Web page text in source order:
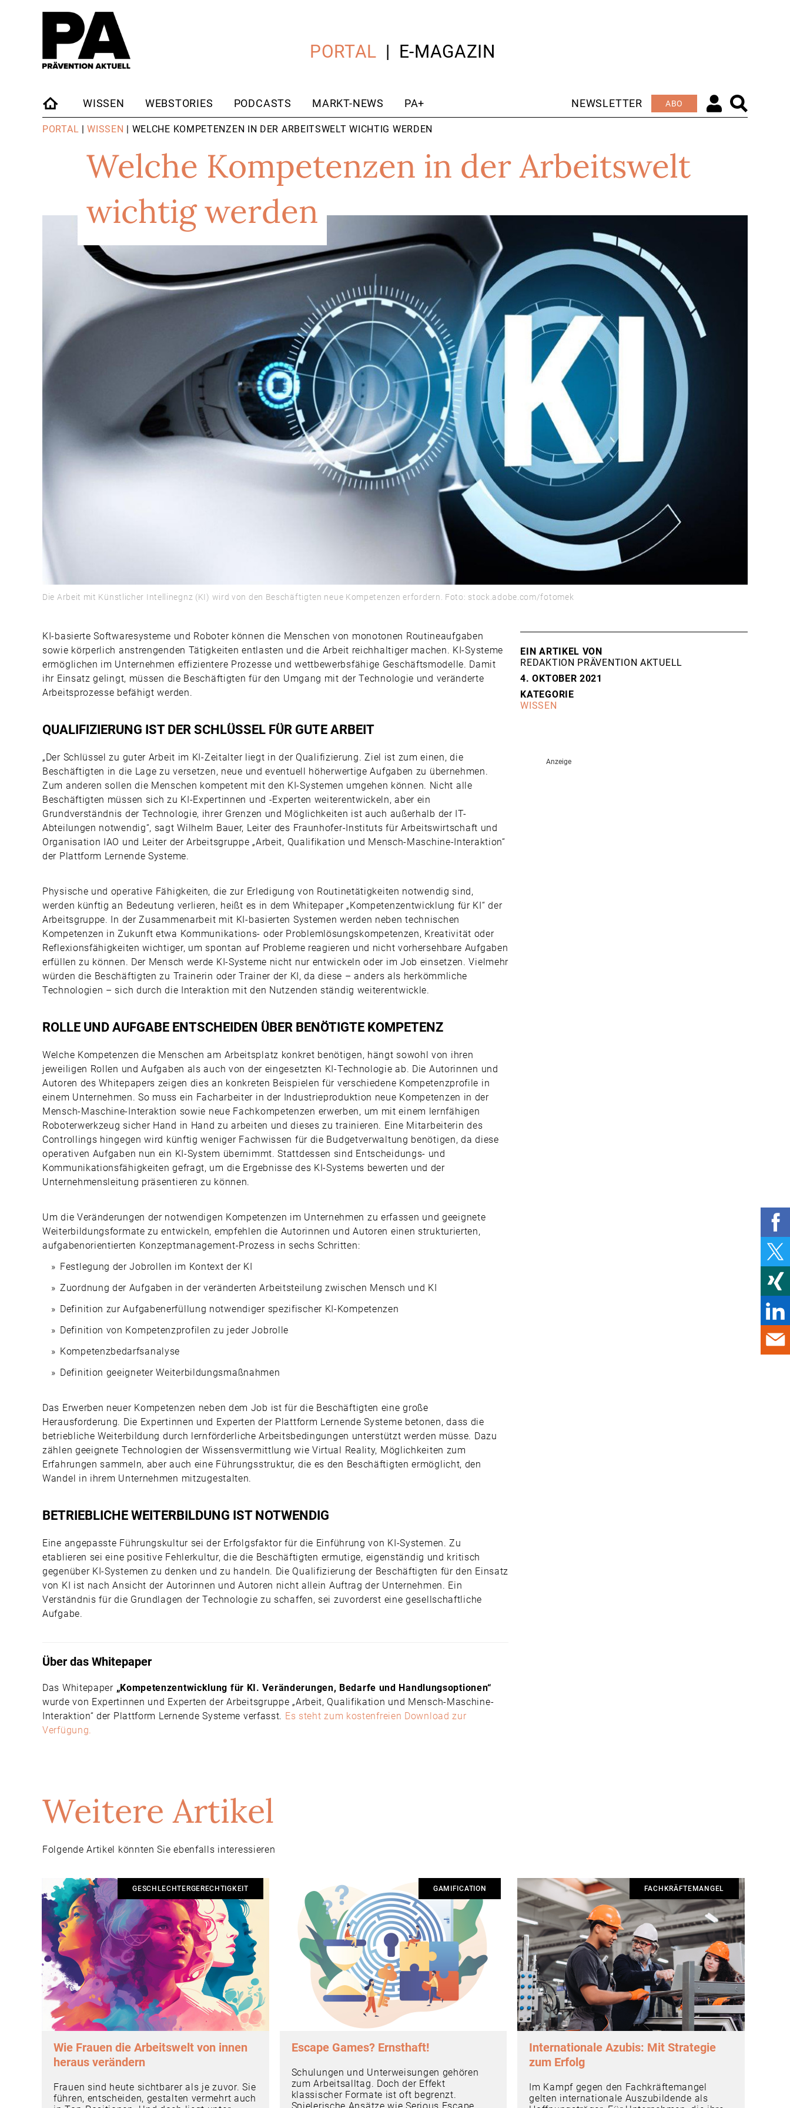
PORTAL E-MAGAZIN
STARTSEITE
WISSEN WEBSTORIES PODCASTS MARKT-NEWS PA+ NEWSLETTER ABO
PORTAL |WISSEN | WELCHE KOMPETENZEN IN DER ARBEITSWELT WICHTIG WERDEN
Welche Kompetenzen in der Arbeitswelt
wichtig werden
Die Arbeit mit Künstlicher Intellinegnz (KI) wird von den Beschäftigten neue Kompetenzen erfordern. Foto: stock.adobe.com/fotomek
KI-basierte Softwaresysteme und Roboter können die Menschen von monotonen Routineaufgaben
sowie körperlich anstrengenden Tätigkeiten entlasten und die Arbeit reichhaltiger machen. KI-Systeme
ermöglichen im Unternehmen effizientere Prozesse und wettbewerbsfähige Geschäftsmodelle. Damit
ihr Einsatz gelingt, müssen die Beschäftigten für den Umgang mit der Technologie und veränderte
Arbeitsprozesse befähigt werden.
QUALIFIZIERUNG IST DER SCHLÜSSEL FÜR GUTE ARBEIT
„Der Schlüssel zu guter Arbeit im KI-Zeitalter liegt in der Qualifizierung. Ziel ist zum einen, die
Beschäftigten in die Lage zu versetzen, neue und eventuell höherwertige Aufgaben zu übernehmen.
Zum anderen sollen die Menschen kompetent mit den KI-Systemen umgehen können. Nicht alle
Beschäftigten müssen sich zu KI-Expertinnen und -Experten weiterentwickeln, aber ein
Grundverständnis der Technologie, ihrer Grenzen und Möglichkeiten ist auch außerhalb der IT-
Abteilungen notwendig“, sagt Wilhelm Bauer, Leiter des Fraunhofer-Instituts für Arbeitswirtschaft und
Organisation IAO und Leiter der Arbeitsgruppe „Arbeit, Qualifikation und Mensch-Maschine-Interaktion“
der Plattform Lernende Systeme.
Physische und operative Fähigkeiten, die zur Erledigung von Routinetätigkeiten notwendig sind,
werden künftig an Bedeutung verlieren, heißt es in dem Whitepaper „Kompetenzentwicklung für KI“ der
Arbeitsgruppe. In der Zusammenarbeit mit KI-basierten Systemen werden neben technischen
Kompetenzen in Zukunft etwa Kommunikations- oder Problemlösungskompetenzen, Kreativität oder
Reflexionsfähigkeiten wichtiger, um spontan auf Probleme reagieren und nicht vorhersehbare Aufgaben
erfüllen zu können. Der Mensch werde KI-Systeme nicht nur entwickeln oder im Job einsetzen. Vielmehr
würden die Beschäftigten zu Trainerin oder Trainer der KI, da diese – anders als herkömmliche
Technologien – sich durch die Interaktion mit den Nutzenden ständig weiterentwickle.
ROLLE UND AUFGABE ENTSCHEIDEN ÜBER BENÖTIGTE KOMPETENZ
Welche Kompetenzen die Menschen am Arbeitsplatz konkret benötigen, hängt sowohl von ihren
jeweiligen Rollen und Aufgaben als auch von der eingesetzten KI-Technologie ab. Die Autorinnen und
Autoren des Whitepapers zeigen dies an konkreten Beispielen für verschiedene Kompetenzprofile in
einem Unternehmen. So muss ein Facharbeiter in der Industrieproduktion neue Kompetenzen in der
Mensch-Maschine-Interaktion sowie neue Fachkompetenzen erwerben, um mit einem lernfähigen
Roboterwerkzeug sicher Hand in Hand zu arbeiten und dieses zu trainieren. Eine Mitarbeiterin des
Controllings hingegen wird künftig weniger Fachwissen für die Budgetverwaltung benötigen, da diese
operativen Aufgaben nun ein KI-System übernimmt. Stattdessen sind Entscheidungs- und
Kommunikationsfähigkeiten gefragt, um die Ergebnisse des KI-Systems bewerten und der
Unternehmensleitung präsentieren zu können.
Um die Veränderungen der notwendigen Kompetenzen im Unternehmen zu erfassen und geeignete
Weiterbildungsformate zu entwickeln, empfehlen die Autorinnen und Autoren einen strukturierten,
aufgabenorientierten Konzeptmanagement-Prozess in sechs Schritten:
Festlegung der Jobrollen im Kontext der KI
Zuordnung der Aufgaben in der veränderten Arbeitsteilung zwischen Mensch und KI
Definition zur Aufgabenerfüllung notwendiger spezifischer KI-Kompetenzen
Definition von Kompetenzprofilen zu jeder Jobrolle
Kompetenzbedarfsanalyse
Definition geeigneter Weiterbildungsmaßnahmen
Das Erwerben neuer Kompetenzen neben dem Job ist für die Beschäftigten eine große
Herausforderung. Die Expertinnen und Experten der Plattform Lernende Systeme betonen, dass die
betriebliche Weiterbildung durch lernförderliche Arbeitsbedingungen unterstützt werden müsse. Dazu
zählen geeignete Technologien der Wissensvermittlung wie Virtual Reality, Möglichkeiten zum
Erfahrungen sammeln, aber auch eine Führungsstruktur, die es den Beschäftigten ermöglicht, den
Wandel in ihrem Unternehmen mitzugestalten.
BETRIEBLICHE WEITERBILDUNG IST NOTWENDIG
Eine angepasste Führungskultur sei der Erfolgsfaktor für die Einführung von KI-Systemen. Zu
etablieren sei eine positive Fehlerkultur, die die Beschäftigten ermutige, eigenständig und kritisch
gegenüber KI-Systemen zu denken und zu handeln. Die Qualifizierung der Beschäftigten für den Einsatz
von KI ist nach Ansicht der Autorinnen und Autoren nicht allein Auftrag der Unternehmen. Ein
Verständnis für die Grundlagen der Technologie zu schaffen, sei zuvorderst eine gesellschaftliche
Aufgabe.
Über das Whitepaper
Das Whitepaper „Kompetenzentwicklung für KI. Veränderungen, Bedarfe und Handlungsoptionen“
wurde von Expertinnen und Experten der Arbeitsgruppe „Arbeit, Qualifikation und Mensch-Maschine-
Interaktion“ der Plattform Lernende Systeme verfasst. Es steht zum kostenfreien Download zur
Verfügung.
EIN ARTIKEL VON
REDAKTION PRÄVENTION AKTUELL
4. OKTOBER 2021
KATEGORIE
WISSEN
Weitere Artikel
Folgende Artikel könnten Sie ebenfalls interessieren
GESCHLECHTERGERECHTIGKEIT
Wie Frauen die Arbeitswelt von innen
heraus verändern
Frauen sind heute sichtbarer als je zuvor. Sie
führen, entscheiden, gestalten vermehrt auch
GAMIFICATION
Escape Games? Ernsthaft!
Schulungen und Unterweisungen gehören
zum Arbeitsalltag. Doch der Effekt
klassischer Formate ist oft begrenzt.
FACHKRÄFTEMANGEL
Internationale Azubis: Mit Strategie
zum Erfolg
Im Kampf gegen den Fachkräftemangel
gelten internationale Auszubildende als